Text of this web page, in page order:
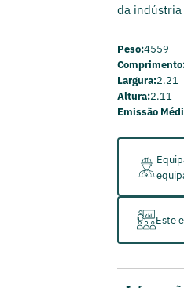
da
Peso:4559
Largura:2.21
Altura:2.11
Emissão
Este